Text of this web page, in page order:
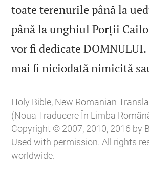
toate terenurile până la
până la unghiul Porții
vor fi dedicate DOMNULUI.
mai fi niciodată nimicită
Holy Bible, New Romanian
(Noua Traducere În Limba
Copyright © 2007, 2010, 2016 by
Used with permission. All rights
worldwide.